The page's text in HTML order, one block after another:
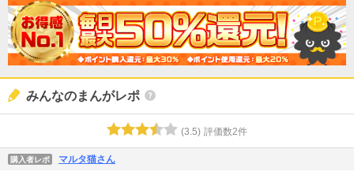
みんなのまんがレポ
(3.5) 評価数2件
購入者レポ マルタ猫さん